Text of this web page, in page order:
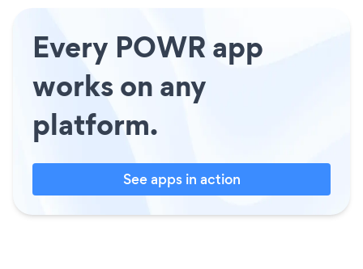
Every POWR app
works on any
platform.
See apps in action